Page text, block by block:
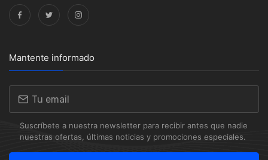
Mantente informado
Suscríbete a nuestra newsletter para recibir antes que nadie
nuestras ofertas, últimas noticias y promociones especiales.